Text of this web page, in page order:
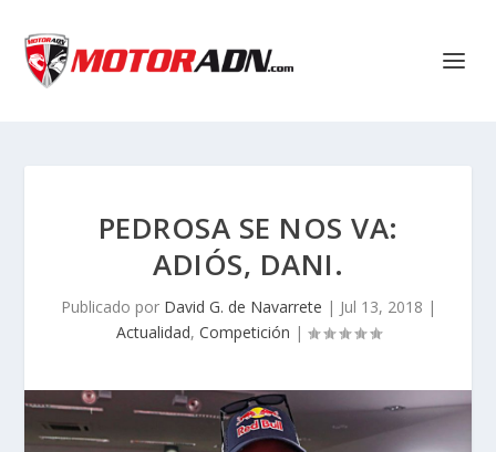
PEDROSA SE NOS VA:
ADIÓS, DANI.
Publicado por David G. de Navarrete | Jul 13, 2018 |
Actualidad, Competición |